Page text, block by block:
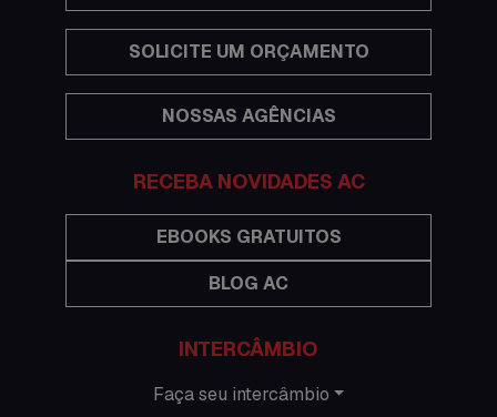
Eventos
Festas
Histórias de intercâmbio
Hospedagem
Imigração Austrália
Informações gerais
Intercâmbio de férias
Minhas histórias na Austrália
SOLICITE UM ORÇAMENTO
NOSSAS AGÊNCIAS
RECEBA NOVIDADES AC
EBOOKS GRATUITOS
BLOG AC
INTERCÂMBIO
Faça seu intercâmbio